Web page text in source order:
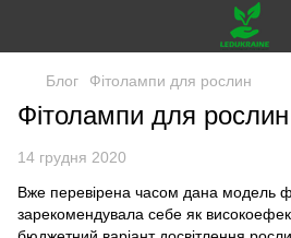
Блог Фітолампи для рослин
Фітолампи для рослин
14 грудня 2020
Вже перевірена часом дана модель
зарекомендувала себе як